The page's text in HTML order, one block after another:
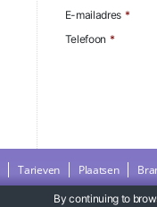
E-mailadres *
Telefoon *
Tarieven Plaatsen
By continuing to